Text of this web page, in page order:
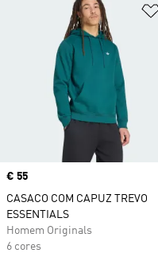
Price
€ 55
CASACO COM CAPUZ TREVO
ESSENTIALS
Homem Originals
6 cores